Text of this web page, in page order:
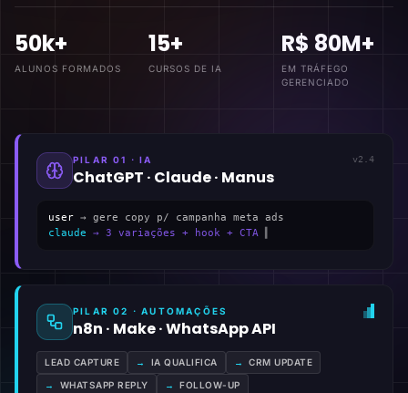
50k+
ALUNOS FORMADOS
15+
CURSOS DE IA
R$ 80M+
EM TRÁFEGO
GERENCIADO
PILAR 01 · IA
ChatGPT · Claude · Manus
v2.4
user → gere copy p/ campanha meta ads
claude → 3 variações + hook + CTA
PILAR 02 · AUTOMAÇÕES
n8n · Make · WhatsApp API
LEAD CAPTURE → IA QUALIFICA → CRM UPDATE
→ WHATSAPP REPLY → FOLLOW-UP